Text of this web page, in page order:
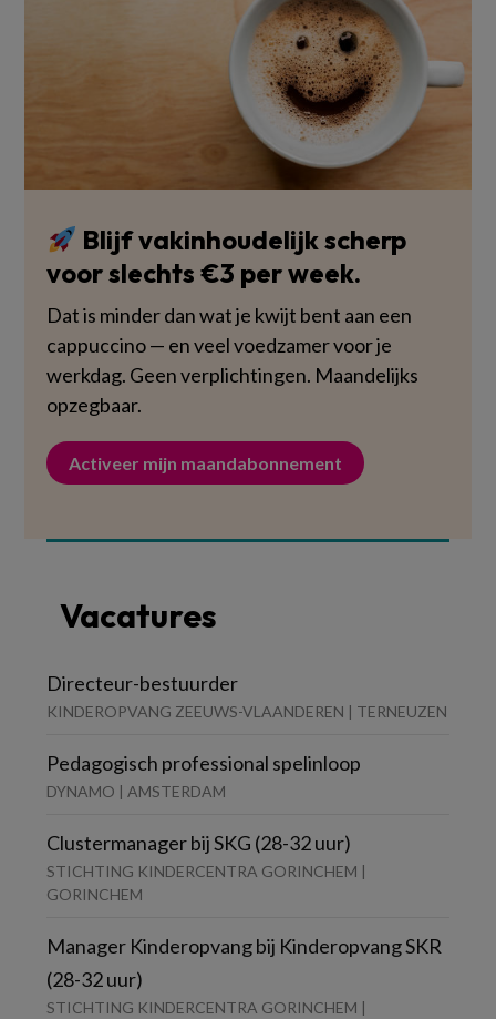
Blijf vakinhoudelijk scherp
voor slechts €3 per week.
Dat is minder dan wat je kwijt bent aan een
cappuccino — en veel voedzamer voor je
werkdag. Geen verplichtingen. Maandelijks
opzegbaar.
Activeer mijn maandabonnement
Vacatures
Directeur-bestuurder
KINDEROPVANG ZEEUWS-VLAANDEREN | TERNEUZEN
Pedagogisch professional spelinloop
DYNAMO | AMSTERDAM
Clustermanager bij SKG (28-32 uur)
STICHTING KINDERCENTRA GORINCHEM |
GORINCHEM
Manager Kinderopvang bij Kinderopvang SKR
(28-32 uur)
STICHTING KINDERCENTRA GORINCHEM |